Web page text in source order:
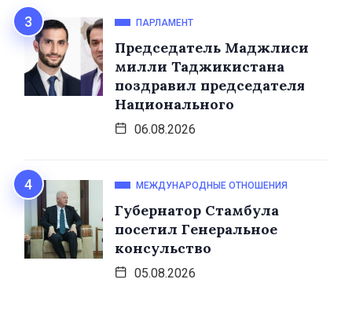
ПАРЛАМЕНТ
Председатель Маджлиси
милли Таджикистана
поздравил председателя
Национального
06.08.2026
МЕЖДУНАРОДНЫЕ ОТНОШЕНИЯ
Губернатор Стамбула
посетил Генеральное
консульство
05.08.2026